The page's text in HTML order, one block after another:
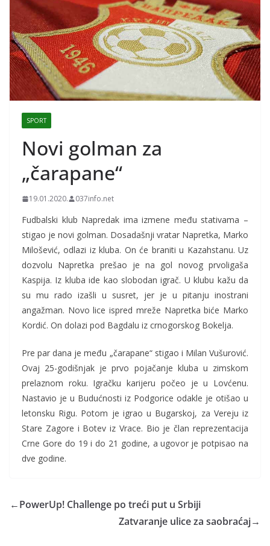
SPORT
Novi golman za
„čarapane“
19.01.2020. 037info.net
Fudbalski klub Napredak ima izmene među stativama –
stigao je novi golman. Dosadašnji vratar Napretka, Marko
Milošević, odlazi iz kluba. On će braniti u Kazahstanu. Uz
dozvolu Napretka prešao je na gol novog prvoligaša
Kaspija. Iz kluba ide kao slobodan igrač. U klubu kažu da
su mu rado izašli u susret, jer je u pitanju inostrani
angažman. Novo lice ispred mreže Napretka biće Marko
Kordić. On dolazi pod Bagdalu iz crnogorskog Bokelja.
Pre par dana je među „čarapane“ stigao i Milan Vušurović.
Ovaj 25-godišnjak je prvo pojačanje kluba u zimskom
prelaznom roku. Igračku karijeru počeo je u Lovćenu.
Nastavio je u Budućnosti iz Podgorice odakle je otišao u
letonsku Rigu. Potom je igrao u Bugarskoj, za Vereju iz
Stare Zagore i Botev iz Vrace. Bio je član reprezentacija
Crne Gore do 19 i do 21 godine, a ugovor je potpisao na
dve godine.
←PowerUp! Challenge po treći put u Srbiji
Zatvaranje ulice za saobraćaj→